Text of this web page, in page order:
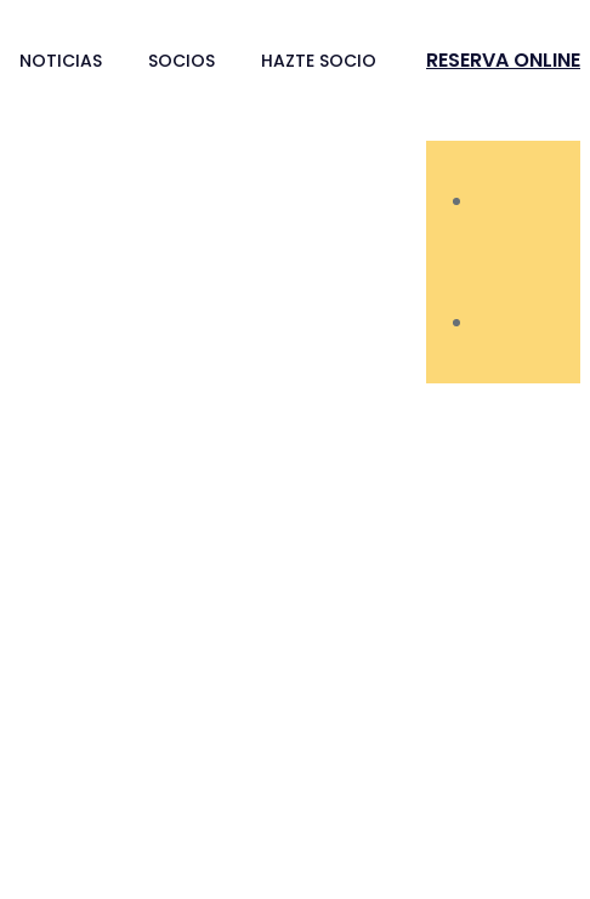
RESERVA ONLINE
NOTICIAS SOCIOS HAZTE SOCIO